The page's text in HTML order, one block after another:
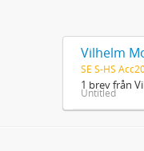
Vilhelm
SE S-HS
1 brev från
Untitled